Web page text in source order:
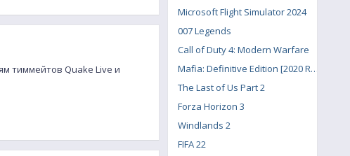
тиммейтов Quake Live и
Microsoft Flight Simulator 2024
007 Legends
Call of Duty 4: Modern Warfare
Mafia: Definitive Edition [2020 Remake]
The Last of Us Part 2
Forza Horizon 3
Windlands 2
FIFA 22